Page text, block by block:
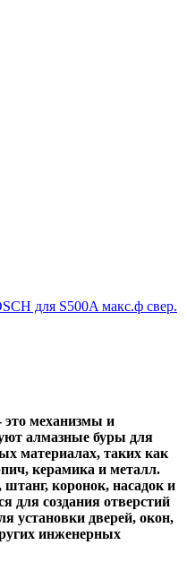
для S500A макс.ф свер.
это механизмы и
алмазные буры для
материалах, таких как
керамика и металл.
коронок, насадок и
для создания отверстий
установки дверей, окон,
инженерных